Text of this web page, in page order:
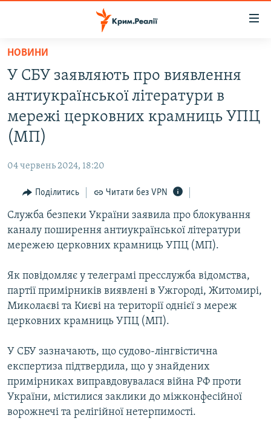
Перейти
основного
матеріалу
до
основної
Перейти
пошуку
ВІДЕО ТА ФОТО
ПОЛІТИКА
ПОГЛЯД
ІНТЕРВ'Ю
ВСЕ ЗА ДЕНЬ
СПЕЦПРОЕКТИ
ВІДЕОУРОКИ «ELIFBE»
СВІДЧЕННЯ ОКУПАЦІЇ
УКРАЇНСЬКА ПРОБЛЕМА КРИМУ
ІНФОГРАФІКА
Русский
ДОЛУЧАЙСЯ!
Усі сайти RFE/RL
НОВИНИ
У СБУ заявляють про виявлення
антиукраїнської літератури в
мережі церковних крамниць УПЦ
(МП)
04 червень 2024, 18:20
Поділитись Читати без VPN
Служба безпеки України заявила про блокування
каналу поширення антиукраїнської літератури
мережею церковних крамниць УПЦ (МП).
Як повідомляє у телеграмі пресслужба відомства,
партії примірників виявлені в Ужгороді, Житомирі,
Миколаєві та Києві на території однієї з мереж
церковних крамниць УПЦ (МП).
У СБУ зазначають, що судово-лінгвістична
експертиза підтвердила, що у знайдених
примірниках виправдовувалася війна РФ проти
України, містилися заклики до міжконфесійної
ворожнечі та релігійної нетерпимості.